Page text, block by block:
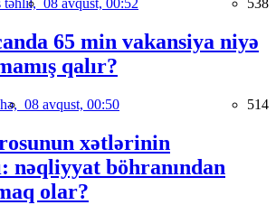
təhlil, 08 avqust, 00:52 538
65 min vakansiya niyə
qalır?
08 avqust, 00:50 514
xətlərinin
nəqliyyat böhranından
olar?